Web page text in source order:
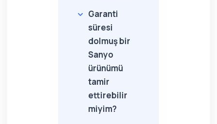
Garanti
süresi
dolmuş bir
Sanyo
ürünümü
tamir
ettirebilir
miyim?